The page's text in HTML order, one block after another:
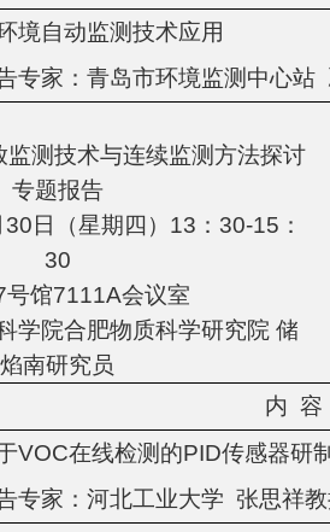
境自动监测技术应用
专家： 青岛市环境监测中心站
测技术与连续监测方法探讨
专题报告
日（星期四）13：30-15：
30
号馆7111A会议室
院合肥物质科学研究院 储
焰南研究员
内 容
VOC在线检测的PID传感器研
专家： 河北工业大学 张思祥